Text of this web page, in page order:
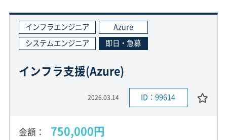
インフラエンジニア
Azure
システムエンジニア
即日・急募
インフラ支援(Azure)
2026.03.14 ID：99614
金額 750,000円